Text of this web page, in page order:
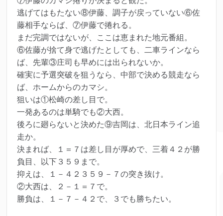
逃げてはもたない⑧伊藤、調子が戻っていない⑥佐
藤相手ならば、⑦伊藤で捲れる。
まだ完調ではないが、ここは恵まれた地元番組。
⑥佐藤が捨て身で逃げたとしても、二車ラインなら
ば、先輩③庄司も早めには出られないか。
確実に予選突破を狙うなら、中部で決める競走なら
ば、ホームからのカマシ。
狙いは①松崎の差し目で。
一発あるのは単騎でも②大西。
後ろに廻らないと決めた⑨吉岡は、北日本ライン追
走か。
決まれば、１＝７は差し目が厚めで、三着４２が勝
負目、以下３５９まで。
抑えは、１－４２３５９－７の突き抜け。
②大西は、２－１＝７で。
勝負は、１－７－４２で、３でも勝ちたい。